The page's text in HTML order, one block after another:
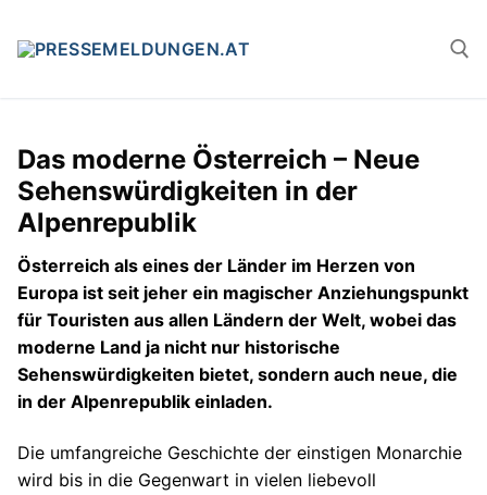
Inhalt
Das moderne Österreich – Neue
Sehenswürdigkeiten in der
Alpenrepublik
Österreich als eines der Länder im Herzen von
Europa ist seit jeher ein magischer Anziehungspunkt
für Touristen aus allen Ländern der Welt, wobei das
moderne Land ja nicht nur historische
Sehenswürdigkeiten bietet, sondern auch neue, die
in der Alpenrepublik einladen.
Die umfangreiche Geschichte der einstigen Monarchie
wird bis in die Gegenwart in vielen liebevoll